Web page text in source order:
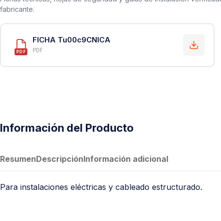
fabricante.
PDF
FICHA Tu00c9CNICA
PDF
Información del Producto
ResumenDescripciónInformación adicional
Para instalaciones eléctricas y cableado estructurado.